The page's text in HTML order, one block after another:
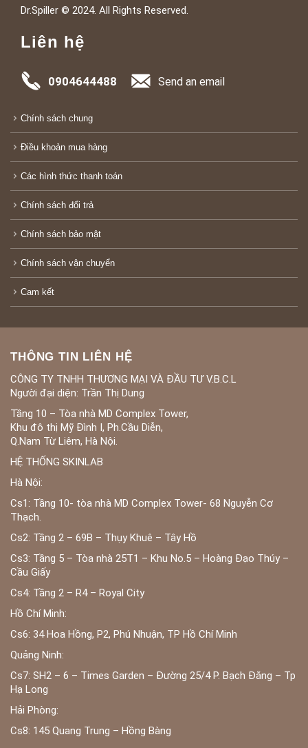
Dr.Spiller © 2024. All Rights Reserved.
Liên hệ
0904644488 Send an email
Chính sách chung
Điều khoản mua hàng
Các hình thức thanh toán
Chính sách đổi trả
Chính sách bảo mật
Chính sách vận chuyển
Cam kết
THÔNG TIN LIÊN HỆ
CÔNG TY TNHH THƯƠNG MẠI VÀ ĐẦU TƯ V.B.C.L
Người đại diện: Trần Thị Dung
Tầng 10 – Tòa nhà MD Complex Tower,
Khu đô thị Mỹ Đình I, Ph.Cầu Diễn,
Q.Nam Từ Liêm, Hà Nội.
HỆ THỐNG SKINLAB
Hà Nội:
Cs1: Tầng 10- tòa nhà MD Complex Tower- 68 Nguyễn Cơ
Thạch.
Cs2: Tầng 2 – 69B – Thụy Khuê – Tây Hồ
Cs3: Tầng 5 – Tòa nhà 25T1 – Khu No.5 – Hoàng Đạo Thúy –
Cầu Giấy
Cs4: Tầng 2 – R4 – Royal City
Hồ Chí Minh:
Cs6: 34 Hoa Hồng, P2, Phú Nhuận, TP Hồ Chí Minh
Quảng Ninh:
Cs7: SH2 – 6 – Times Garden – Đường 25/4 P. Bạch Đằng – Tp
Hạ Long
Hải Phòng:
Cs8: 145 Quang Trung – Hồng Bàng